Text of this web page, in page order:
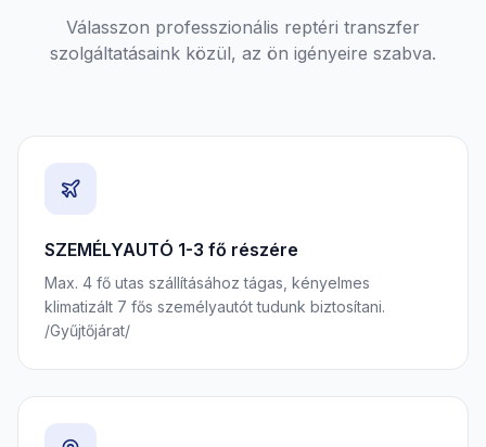
Válasszon professzionális reptéri transzfer
szolgáltatásaink közül, az ön igényeire szabva.
SZEMÉLYAUTÓ 1-3 fő részére
Max. 4 fő utas szállításához tágas, kényelmes
klimatizált 7 fős személyautót tudunk biztosítani.
/Gyűjtőjárat/